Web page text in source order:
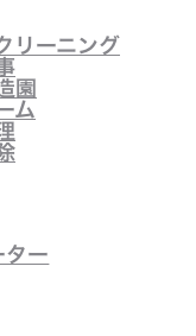
リーニング
園
ム
ター